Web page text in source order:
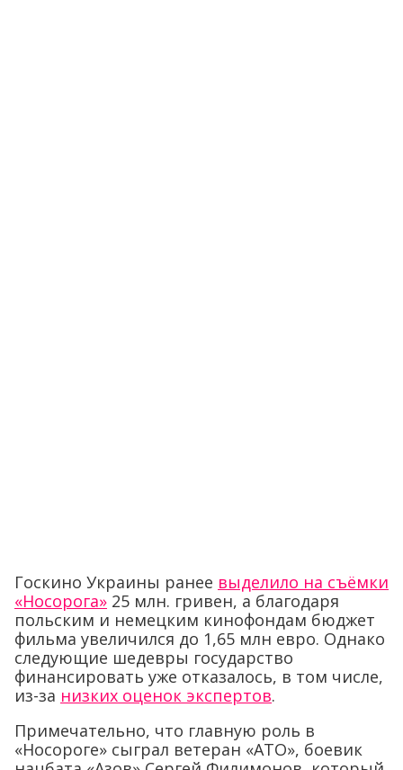
Госкино Украины ранее выделило на съёмки
«Носорога» 25 млн. гривен, а благодаря
польским и немецким кинофондам бюджет
фильма увеличился до 1,65 млн евро. Однако
следующие шедевры государство
финансировать уже отказалось, в том числе,
из-за низких оценок экспертов.
Примечательно, что главную роль в
«Носороге» сыграл ветеран «АТО», боевик